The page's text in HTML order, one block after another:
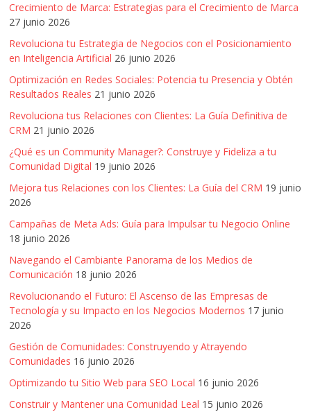
Estrategias
Publicitarias,
Alianzas,
Clientes,
Innovación,
Tecnología,
Noticias,
Artículos,
Gente,
Contenidos
de
Calidad,
de
Marketing,
Mercadotecnia,
Eventos
Publicitarios,
Colecciónes,
Marcas,
Insigns,
TV,
Radio,
Creatividad,
Crecimiento de Marca: Estrategias para el Crecimiento de Marca
27 junio 2026
Revoluciona tu Estrategia de Negocios con el Posicionamiento
en Inteligencia Artificial 26 junio 2026
Optimización en Redes Sociales: Potencia tu Presencia y Obtén
Resultados Reales 21 junio 2026
Revoluciona tus Relaciones con Clientes: La Guía Definitiva de
CRM 21 junio 2026
¿Qué es un Community Manager?: Construye y Fideliza a tu
Comunidad Digital 19 junio 2026
Mejora tus Relaciones con los Clientes: La Guía del CRM 19 junio
2026
Campañas de Meta Ads: Guía para Impulsar tu Negocio Online
18 junio 2026
Navegando el Cambiante Panorama de los Medios de
Comunicación 18 junio 2026
Revolucionando el Futuro: El Ascenso de las Empresas de
Tecnología y su Impacto en los Negocios Modernos 17 junio
2026
Gestión de Comunidades: Construyendo y Atrayendo
Comunidades 16 junio 2026
Optimizando tu Sitio Web para SEO Local 16 junio 2026
Construir y Mantener una Comunidad Leal 15 junio 2026